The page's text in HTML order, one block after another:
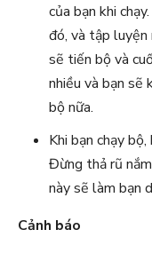
của bạn khi
đó, và tập
sẽ tiến bộ và
nhiều và bạn sẽ
bộ nữa.
Khi bạn chạy
Đừng thả rũ
này sẽ làm bạn
Cảnh báo